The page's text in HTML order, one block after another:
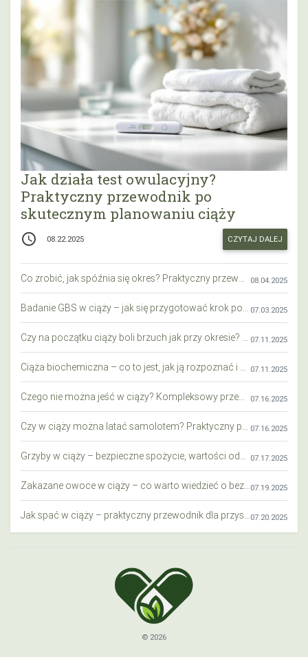
Jak działa test owulacyjny?
Praktyczny przewodnik po
skutecznym planowaniu ciąży
access_time 08.22.2025 CZYTAJ DALEJ
08.04.2025
07.03.2025
07.11.2025
07.11.2025
07.16.2025
07.16.2025
07.17.2025
07.19.2025
07.20.2025
© 2026